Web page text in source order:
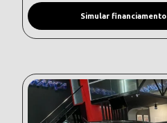
Simular financiamento